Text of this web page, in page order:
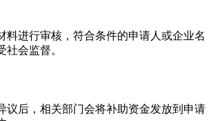
料进行审核，符合条件的申请人或企业名
社会监督。
议后，相关部门会将补助资金发放到申请